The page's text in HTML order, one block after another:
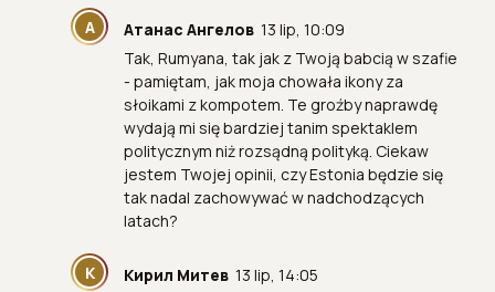
А Атанас Ангелов 13 lip, 10:09
Tak, Rumyana, tak jak z Twoją babcią w szafie
- pamiętam, jak moja chowała ikony za
słoikami z kompotem. Te groźby naprawdę
wydają mi się bardziej tanim spektaklem
politycznym niż rozsądną polityką. Ciekaw
jestem Twojej opinii, czy Estonia będzie się
tak nadal zachowywać w nadchodzących
latach?
К Кирил Митев 13 lip, 14:05